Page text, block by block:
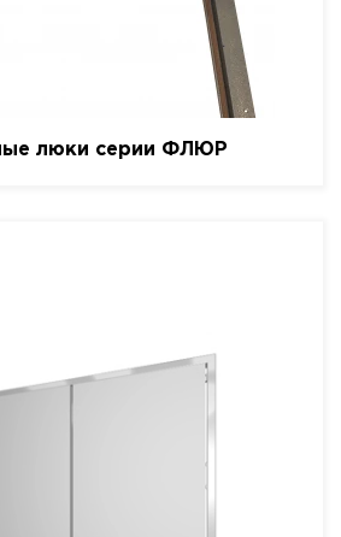
люки серии ФЛЮР